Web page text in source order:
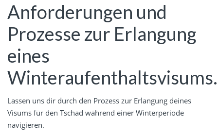
Anforderungen und
Prozesse zur Erlangung
eines
Winteraufenthaltsvisums.
Lassen uns dir durch den Prozess zur Erlangung deines
Visums für den Tschad während einer Winterperiode
navigieren.